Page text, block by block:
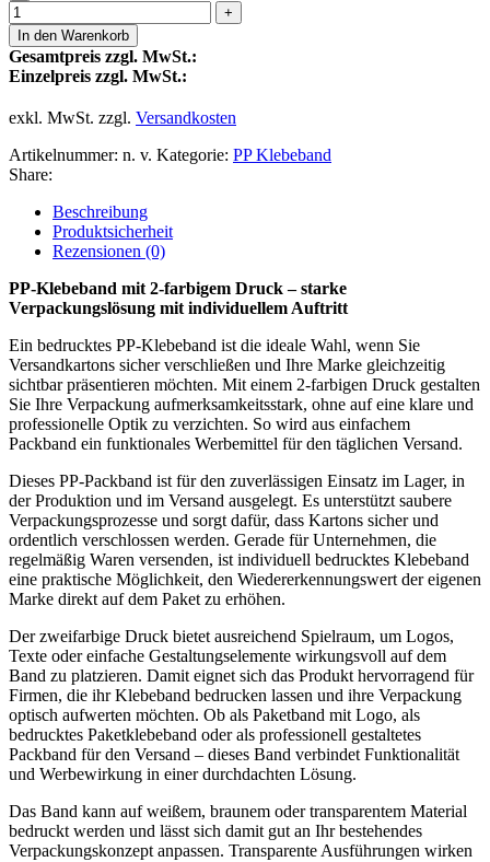
In den Warenkorb
Gesamtpreis zzgl. MwSt.:
Einzelpreis zzgl. MwSt.:
exkl. MwSt. zzgl. Versandkosten
Artikelnummer: n. v. Kategorie: PP Klebeband
Share:
Beschreibung
Produktsicherheit
Rezensionen (0)
PP-Klebeband mit 2-farbigem Druck – starke
Verpackungslösung mit individuellem Auftritt
Ein bedrucktes PP-Klebeband ist die ideale Wahl, wenn Sie
Versandkartons sicher verschließen und Ihre Marke gleichzeitig
sichtbar präsentieren möchten. Mit einem 2-farbigen Druck gestalten
Sie Ihre Verpackung aufmerksamkeitsstark, ohne auf eine klare und
professionelle Optik zu verzichten. So wird aus einfachem
Packband ein funktionales Werbemittel für den täglichen Versand.
Dieses PP-Packband ist für den zuverlässigen Einsatz im Lager, in
der Produktion und im Versand ausgelegt. Es unterstützt saubere
Verpackungsprozesse und sorgt dafür, dass Kartons sicher und
ordentlich verschlossen werden. Gerade für Unternehmen, die
regelmäßig Waren versenden, ist individuell bedrucktes Klebeband
eine praktische Möglichkeit, den Wiedererkennungswert der eigenen
Marke direkt auf dem Paket zu erhöhen.
Der zweifarbige Druck bietet ausreichend Spielraum, um Logos,
Texte oder einfache Gestaltungselemente wirkungsvoll auf dem
Band zu platzieren. Damit eignet sich das Produkt hervorragend für
Firmen, die ihrKlebeband bedrucken lassen und ihre Verpackung
optisch aufwerten möchten. Ob als Paketband mit Logo, als
bedrucktes Paketklebeband oder als professionell gestaltetes
Packband für den Versand – dieses Band verbindet Funktionalität
und Werbewirkung in einer durchdachten Lösung.
Das Band kann auf weißem, braunem oder transparentem Material
bedruckt werden und lässt sich damit gut an Ihr bestehendes
Verpackungskonzept anpassen. Transparente Ausführungen wirken